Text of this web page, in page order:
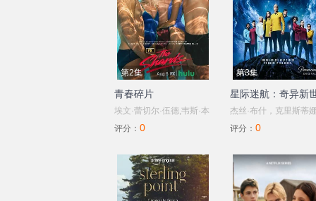
斯莱瑟斯,维奥莱特·林
茨
第2集
青春碎片
埃文·蕾切尔·伍德,韦斯·本
特利,凯雅·基伯,克里斯·康
戴尔,荷默·基尔,格拉汉姆·
坎贝尔,海斯·华
纳
评分： 0
第3集
星际迷航：奇异新
杰丝·布什，克里斯蒂
钟，西莉亚·罗丝·古丁
汀·霍恩，丹·让诺特，
罗尔·凯恩，亚历克丝·
普，安松·蒙特，
评分： 0